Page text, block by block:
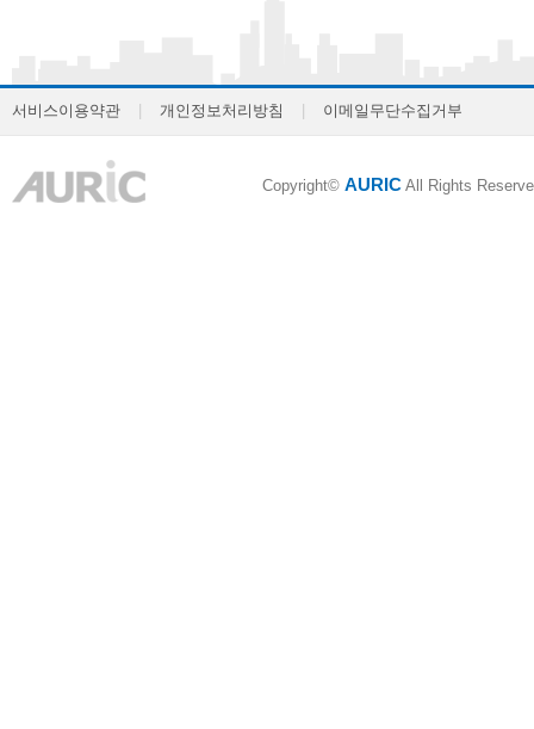
서비스이용약관 개인정보처리방침 이메일무단수집거부
Copyright© AURIC All Rights